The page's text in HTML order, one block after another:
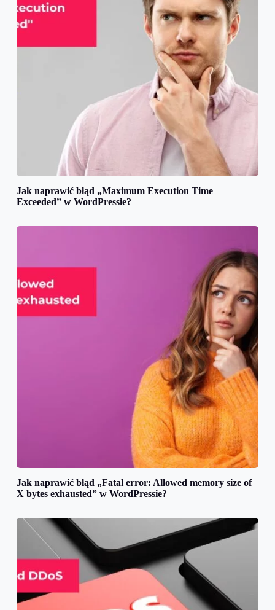
Jak naprawić błąd „Maximum Execution Time
Exceeded” w WordPressie?
Jak naprawić błąd „Fatal error: Allowed memory size of
X bytes exhausted” w WordPressie?